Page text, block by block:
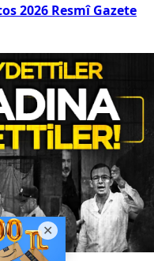
2026 Resmî Gazete